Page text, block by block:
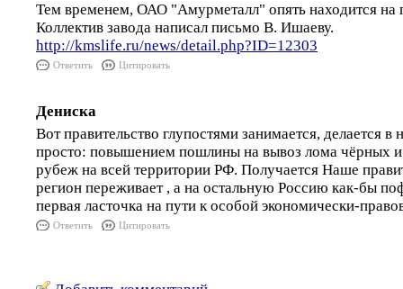
Тем временем, ОАО "Амурметалл" опять находится на
Коллектив завода написал письмо В. Ишаеву.
http://kmslife.ru/news/detail.php?ID=12303
Ответить Цитировать
Дениска
Вот правительство глупостями занимается, делается
просто: повышением пошлины на вывоз лома чёрных и
рубеж на всей территории РФ. Получается Наше
регион переживает , а на остальную Россию как-бы
первая ласточка на пути к особой экономически-
Ответить Цитировать